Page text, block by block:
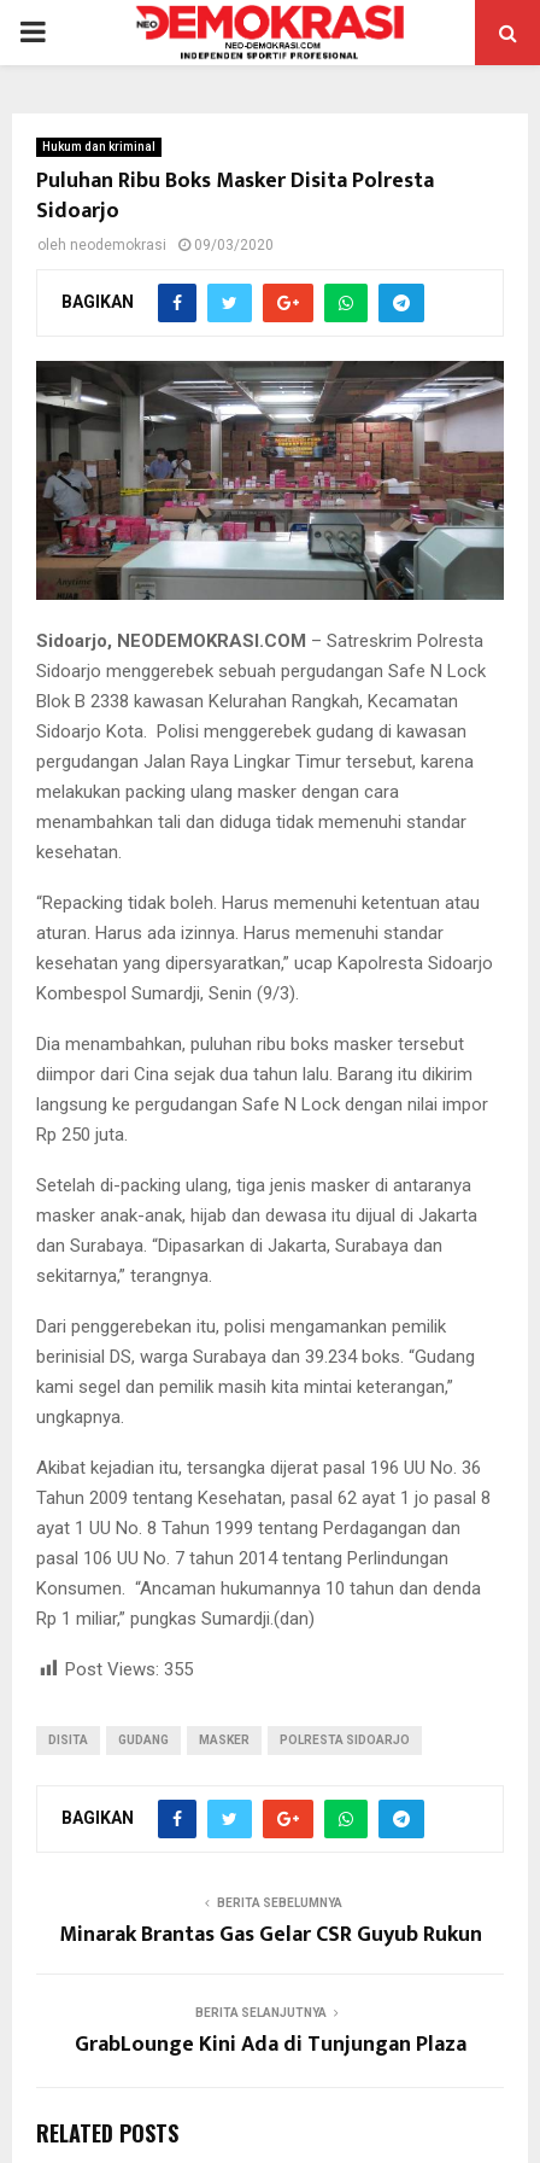
PRIMARY
Hukum dan kriminal
Puluhan Ribu Boks Masker Disita Polresta
Sidoarjo
oleh neodemokrasi 09/03/2020
BAGIKAN
39 ribu boks masker yang disita oleh Polresta Sidoarjo.
Sidoarjo, NEODEMOKRASI.COM – Satreskrim Polresta
Sidoarjo menggerebek sebuah pergudangan Safe N Lock
Blok B 2338 kawasan Kelurahan Rangkah, Kecamatan
Sidoarjo Kota. Polisi menggerebek gudang di kawasan
pergudangan Jalan Raya Lingkar Timur tersebut, karena
melakukan packing ulang masker dengan cara
menambahkan tali dan diduga tidak memenuhi standar
kesehatan.
“Repacking tidak boleh. Harus memenuhi ketentuan atau
aturan. Harus ada izinnya. Harus memenuhi standar
kesehatan yang dipersyaratkan,” ucap Kapolresta Sidoarjo
Kombespol Sumardji, Senin (9/3).
Dia menambahkan, puluhan ribu boks masker tersebut
diimpor dari Cina sejak dua tahun lalu. Barang itu dikirim
langsung ke pergudangan Safe N Lock dengan nilai impor
Rp 250 juta.
Setelah di-packing ulang, tiga jenis masker di antaranya
masker anak-anak, hijab dan dewasa itu dijual di Jakarta
dan Surabaya. “Dipasarkan di Jakarta, Surabaya dan
sekitarnya,” terangnya.
Dari penggerebekan itu, polisi mengamankan pemilik
berinisial DS, warga Surabaya dan 39.234 boks. “Gudang
kami segel dan pemilik masih kita mintai keterangan,”
ungkapnya.
Akibat kejadian itu, tersangka dijerat pasal 196 UU No. 36
Tahun 2009 tentang Kesehatan, pasal 62 ayat 1 jo pasal 8
ayat 1 UU No. 8 Tahun 1999 tentang Perdagangan dan
pasal 106 UU No. 7 tahun 2014 tentang Perlindungan
Konsumen. “Ancaman hukumannya 10 tahun dan denda
Rp 1 miliar,” pungkas Sumardji.(dan)
Post Views: 355
DISITA GUDANG MASKER POLRESTA SIDOARJO
BAGIKAN
BERITA SEBELUMNYA
Minarak Brantas Gas Gelar CSR Guyub Rukun
BERITA SELANJUTNYA
GrabLounge Kini Ada di Tunjungan Plaza
RELATED POSTS